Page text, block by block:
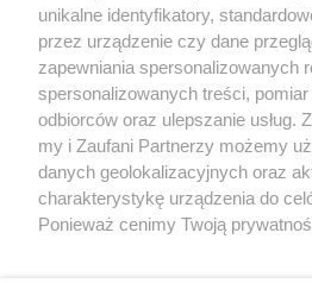
Reklama Tematy Archiwum
unikalne identyfikatory,
przez urządzenie czy dane
zapewniania spersonalizowanych
spersonalizowanych treści,
odbiorców oraz ulepszanie usług.
my i Zaufani Partnerzy możemy
danych geolokalizacyjnych oraz
charakterystykę urządzenia do
Ponieważ cenimy Twoją